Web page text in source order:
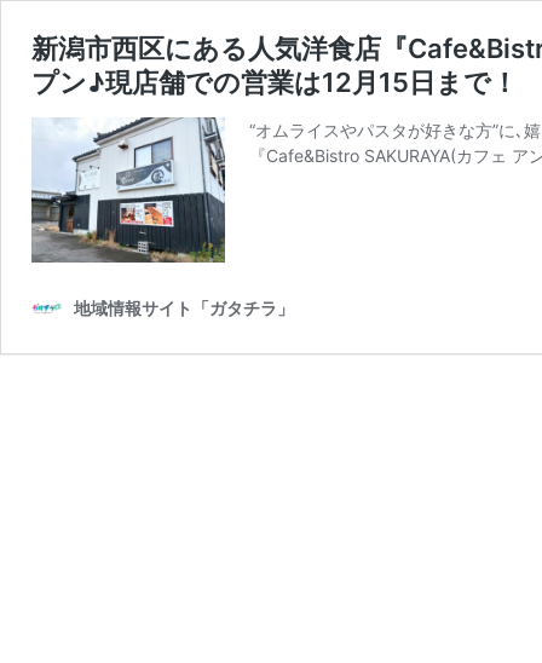
新潟市西区にある人気洋食店『
プン♪現店舗での営業は12月15日まで！
“オムライスやパスタが好きな方”に､
『Cafe&Bistro SAKURAYA(カフェ
地域情報サイト「ガタチラ」